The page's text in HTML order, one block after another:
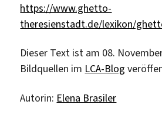
https://www.ghetto-
theresienstadt.de/lexikon/
Dieser Text ist am 08.
Bildquellen im LCA-Blog
Autorin: Elena Brasiler